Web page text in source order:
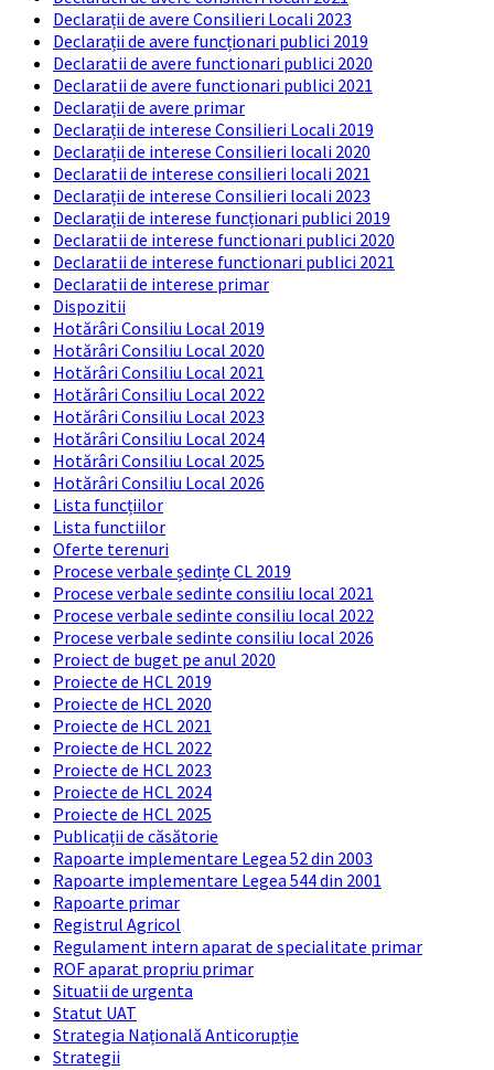
Declarații de avere Consilieri Locali 2023
Declarații de avere funcționari publici 2019
Declaratii de avere functionari publici 2020
Declaratii de avere functionari publici 2021
Declarații de avere primar
Declarații de interese Consilieri Locali 2019
Declarații de interese Consilieri locali 2020
Declaratii de interese consilieri locali 2021
Declarații de interese Consilieri locali 2023
Declarații de interese funcționari publici 2019
Declaratii de interese functionari publici 2020
Declaratii de interese functionari publici 2021
Declaratii de interese primar
Dispozitii
Hotărâri Consiliu Local 2019
Hotărâri Consiliu Local 2020
Hotărâri Consiliu Local 2021
Hotărâri Consiliu Local 2022
Hotărâri Consiliu Local 2023
Hotărâri Consiliu Local 2024
Hotărâri Consiliu Local 2025
Hotărâri Consiliu Local 2026
Lista funcțiilor
Lista functiilor
Oferte terenuri
Procese verbale ședințe CL 2019
Procese verbale sedinte consiliu local 2021
Procese verbale sedinte consiliu local 2022
Procese verbale sedinte consiliu local 2026
Proiect de buget pe anul 2020
Proiecte de HCL 2019
Proiecte de HCL 2020
Proiecte de HCL 2021
Proiecte de HCL 2022
Proiecte de HCL 2023
Proiecte de HCL 2024
Proiecte de HCL 2025
Publicații de căsătorie
Rapoarte implementare Legea 52 din 2003
Rapoarte implementare Legea 544 din 2001
Rapoarte primar
Registrul Agricol
Regulament intern aparat de specialitate primar
ROF aparat propriu primar
Situatii de urgenta
Statut UAT
Strategia Națională Anticorupție
Strategii